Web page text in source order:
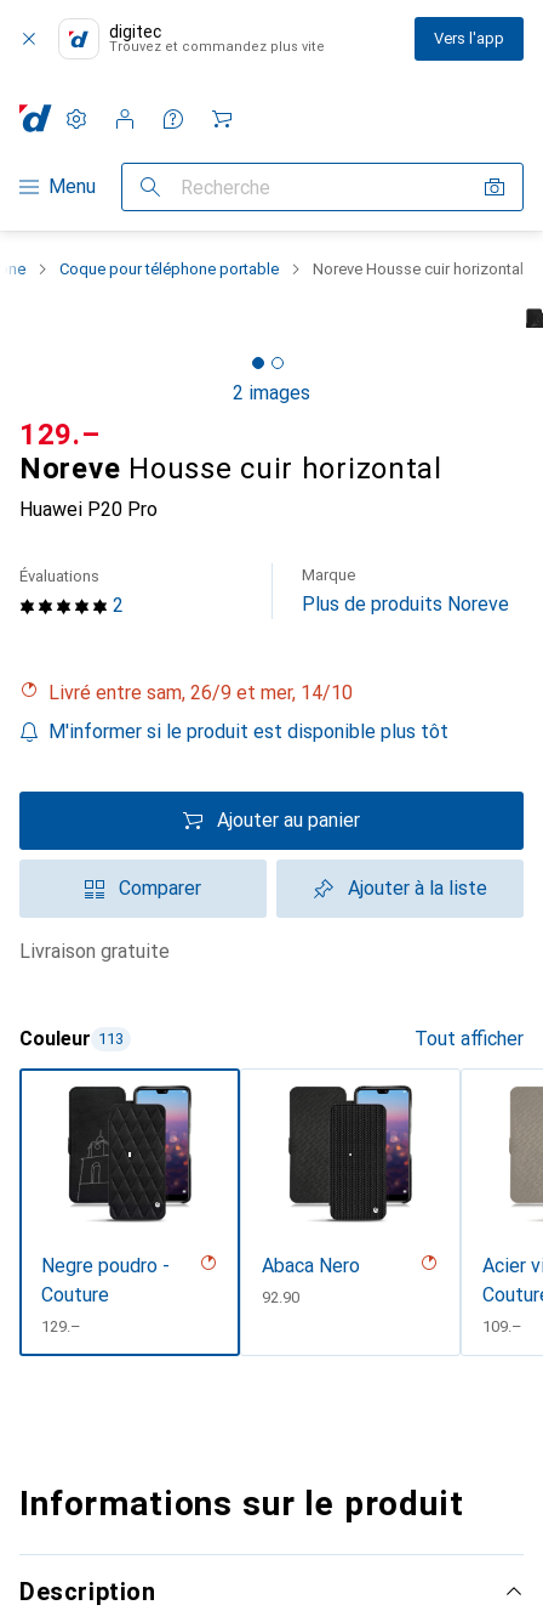
digitec
Trouvez et commandez plus vite Vers l'app
Navigation par catégorie
Menu Recherche
Paramètres
Compte client
Listes de comparaison
Listes d'envies
Panier
Coque pour téléphone portable Noreve Housse cuir horizontal
2 images
Noreve Housse cuir horizontal
Huawei P20 Pro
CHF
129.–
2
Évaluations Marque
Plus de produits Noreve
Livré entre sam, 26/9 et mer, 14/10
M'informer si le produit est disponible plus tôt
Ajouter au panier
Comparer Ajouter à la liste
livraison gratuite
Couleur 113 Tout afficher
Negre poudro -
Couture
CHF
129.–
Abaca Nero
CHF
92.90
Acier
CHF
109.–
Informations sur le produit
Description